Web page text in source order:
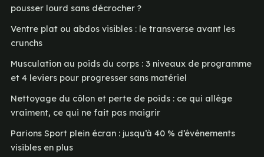
pousser lourd sans décrocher ?
Ventre plat ou abdos visibles : le transverse avant les
crunchs
Musculation au poids du corps : 3 niveaux de programme
et 4 leviers pour progresser sans matériel
Nettoyage du côlon et perte de poids : ce qui allège
vraiment, ce qui ne fait pas maigrir
Parions Sport plein écran : jusqu’à 40 % d’événements
visibles en plus